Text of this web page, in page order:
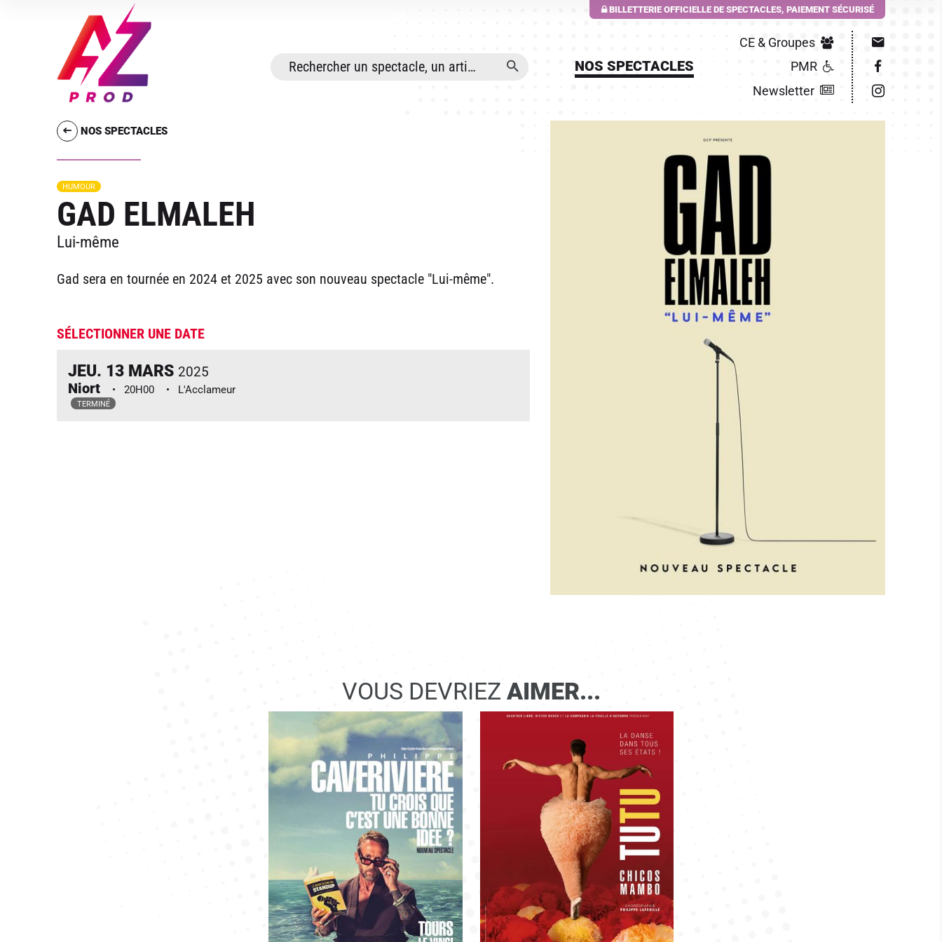
BILLETTERIE OFFICIELLE DE SPECTACLES, PAIEMENT SÉCURISÉ
NOS SPECTACLES
CE & Groupes
PMR
Newsletter
NOS SPECTACLES
HUMOUR
GAD ELMALEH
Lui-même
Gad sera en tournée en 2024 et 2025 avec son nouveau spectacle "Lui-même".
SÉLECTIONNER UNE DATE
JEU. 13 MARS 2025
Niort
20H00 L'Acclameur
TERMINÉ
VOUS DEVRIEZ AIMER...